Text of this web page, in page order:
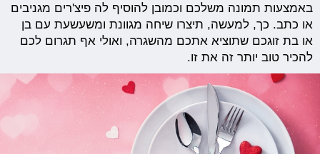
באמצעות תמונה משלכם וכמובן להוסיף לה פיצ'רים מגניבים
או כתב. כך, למעשה, תיצרו שיחה מגוונת ומשעשעת עם בן
או בת זוגכם שתוציא אתכם מהשגרה, ואולי אף תגרום לכם
להכיר טוב יותר זה את זו.